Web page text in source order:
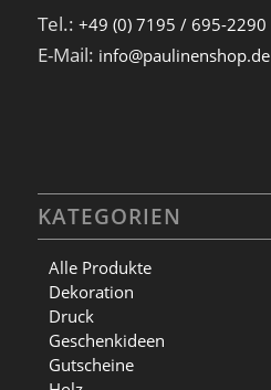
Tel.: +49 (0) 7195 / 695-2290
E-Mail: info@paulinenshop.de
KATEGORIEN
Alle Produkte
Dekoration
Druck
Geschenkideen
Gutscheine